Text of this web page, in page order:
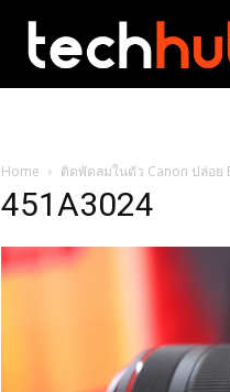
Home ติดพัดลมในตัว Canon ปล่อย
451A3024